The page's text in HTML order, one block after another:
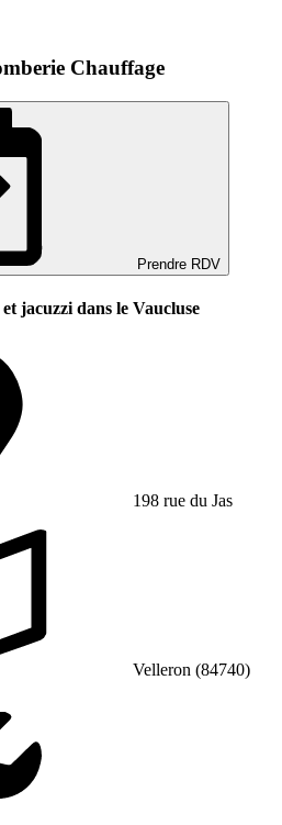
Chauffage
Prendre RDV
jacuzzi dans le Vaucluse
198 rue du Jas
Velleron (84740)